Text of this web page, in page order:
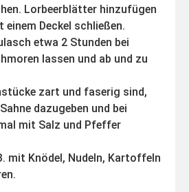
Lorbeerblätter hinzufügen
einem Deckel schließen.
etwa 2 Stunden bei
lassen und ab und zu
zart und faserig sind,
dazugeben und bei
mit Salz und Pfeffer
mit Knödel, Nudeln, Kartoffeln